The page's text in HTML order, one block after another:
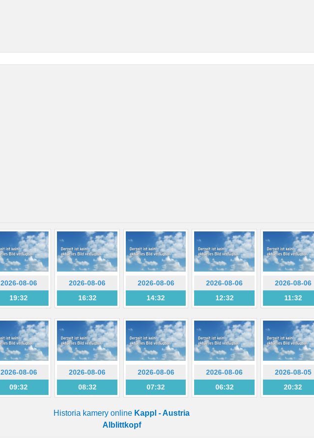
2026-08-06
19:32
2026-08-06
16:32
2026-08-06
14:32
2026-08-06
12:32
2026-08-06
11:32
2026-08-06
09:32
2026-08-06
08:32
2026-08-06
07:32
2026-08-06
06:32
2026-08-05
20:32
Historia kamery online Kappl - Austria
Alblittkopf